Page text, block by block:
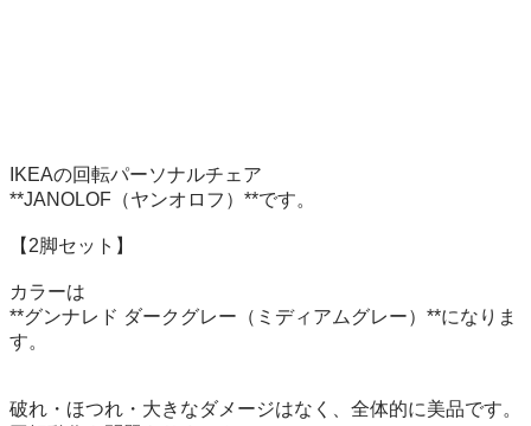
IKEAの回転パーソナルチェア
**JANOLOF（ヤンオロフ）**です。
【2脚セット】
カラーは
**グンナレド ダークグレー（ミディアムグレー）**になりま
す。
破れ・ほつれ・大きなダメージはなく、全体的に美品です。